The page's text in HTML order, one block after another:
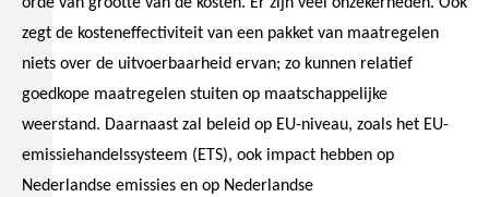
zegt de kosteneffectiviteit van een pakket van maatregelen
niets over de uitvoerbaarheid ervan; zo kunnen relatief
goedkope maatregelen stuiten op maatschappelijke
weerstand. Daarnaast zal beleid op EU-niveau, zoals het EU-
emissiehandelssysteem (ETS), ook impact hebben op
Nederlandse emissies en op Nederlandse